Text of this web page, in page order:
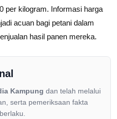
per kilogram. Informasi harga
acuan bagi petani dalam
hasil panen mereka.
Kampung dan telah melalui
serta pemeriksaan fakta